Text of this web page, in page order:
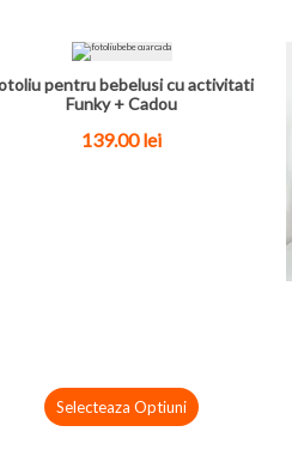
pentru bebelusi cu activitati
Funky + Cadou
139.00 lei
Selecteaza Optiuni